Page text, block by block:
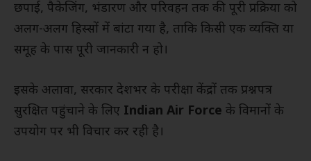
छपाई, पैकेजिंग, भंडारण और परिवहन तक की पूरी प्रक्रिया को
अलग-अलग हिस्सों में बांटा गया है, ताकि किसी एक व्यक्ति या
समूह के पास पूरी जानकारी न हो।
इसके अलावा, सरकार देशभर के परीक्षा केंद्रों तक प्रश्नपत्र
सुरक्षित पहुंचाने के लिए Indian Air Force के विमानों के
उपयोग पर भी विचार कर रही है।